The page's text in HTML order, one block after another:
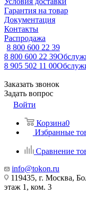
Гарантия на товар
Документация
Контакты
Распродажа
8 800 600 22 39
8 800 600 22 39
8 905 502 11 00
Заказать звонок
Задать вопрос
Войти
Корзина0
Избранные
Сравнение
info@tokon.ru
119435, г. Москва,
этаж 1, ком. 3